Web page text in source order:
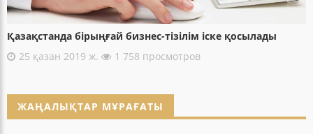
Қазақстанда бірыңғай бизнес-тізілім іске қосылады
25 қазан 2019 ж.
1 758 просмотров
ЖАҢАЛЫҚТАР МҰРАҒАТЫ